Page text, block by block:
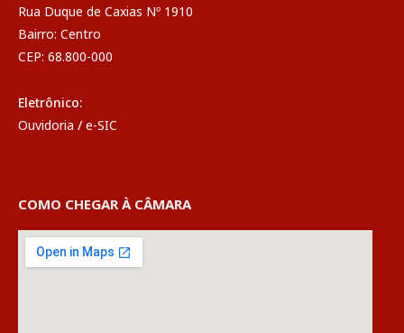
Rua Duque de Caxias Nº 1910
Bairro: Centro
CEP: 68.800-000
Eletrônico:
Ouvidoria / e-SIC
COMO CHEGAR À CÂMARA